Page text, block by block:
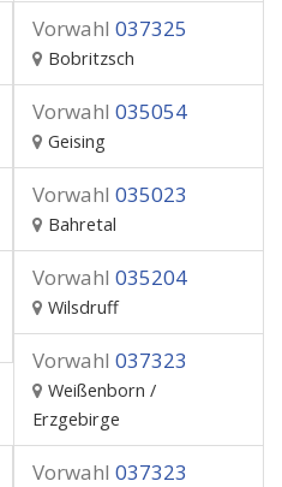
Vorwahl 037325
Bobritzsch
Vorwahl 035054
Geising
Vorwahl 035023
Bahretal
Vorwahl 035204
Wilsdruff
Vorwahl 037323
Weißenborn /
Erzgebirge
Vorwahl 037323